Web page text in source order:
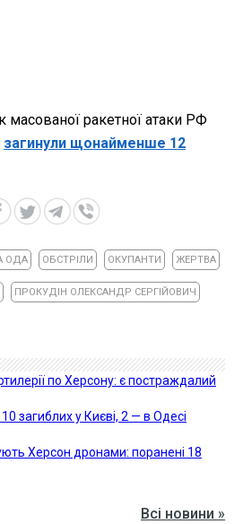
масованої ракетної атаки РФ
загинули щонайменше 12
ОДА ОБСТРІЛИ ОКУПАНТИ ЖЕРТВА
ПРОКУДІН ОЛЕКСАНДР СЕРГІЙОВИЧ
по Херсону: є постраждалий
загиблих у Києві, 2 — в Одесі
Херсон дронами: поранені 18
Всі новини »